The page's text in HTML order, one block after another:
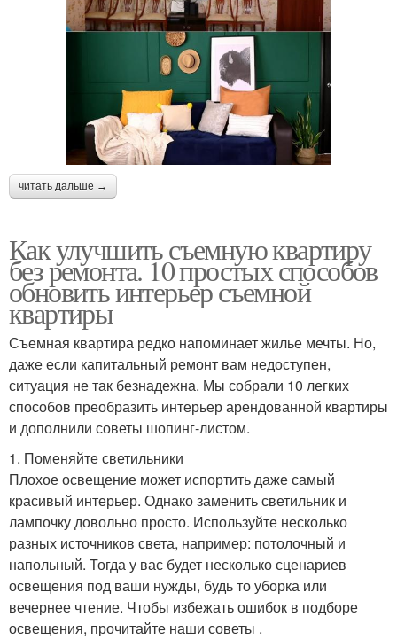
читать дальше →
Как улучшить съемную квартиру
без ремонта. 10 простых способов
обновить интерьер съемной
квартиры
Съемная квартира редко напоминает жилье мечты. Но,
даже если капитальный ремонт вам недоступен,
ситуация не так безнадежна. Мы собрали 10 легких
способов преобразить интерьер арендованной квартиры
и дополнили советы шопинг-листом.
1. Поменяйте светильники
Плохое освещение может испортить даже самый
красивый интерьер. Однако заменить светильник и
лампочку довольно просто. Используйте несколько
разных источников света, например: потолочный и
напольный. Тогда у вас будет несколько сценариев
освещения под ваши нужды, будь то уборка или
вечернее чтение. Чтобы избежать ошибок в подборе
освещения, прочитайте наши советы .